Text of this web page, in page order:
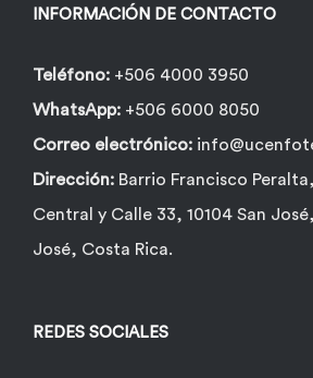
de
producto
INFORMACIÓN DE CONTACTO
Teléfono: +506 4000 3950
WhatsApp: +506 6000 8050
Correo electrónico:
Dirección: Barrio Francisco
Central y Calle 33, 10104 San
José, Costa Rica.
REDES SOCIALES